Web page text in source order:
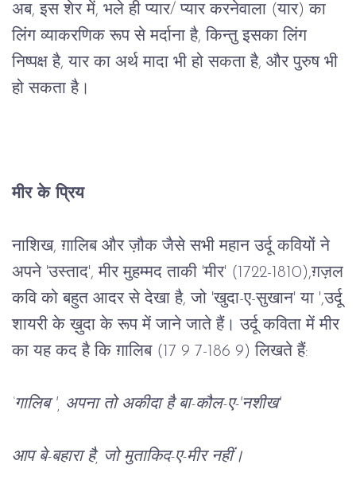
अब, इस शेर में, भले ही प्यार/ प्यार करनेवाला (यार) का
लिंग व्याकरणिक रूप से मर्दाना है, किन्तु इसका लिंग
निष्पक्ष है, यार का अर्थ मादा भी हो सकता है, और पुरुष भी
हो सकता है।
मीर के प्रिय
नाशिख, ग़ालिब और ज़ौक जैसे सभी महान उर्दू कवियों ने
अपने 'उस्ताद', मीर मुहम्मद ताकी 'मीर' (1722-1810),ग़ज़ल
कवि को बहुत आदर से देखा है, जो 'खुदा-ए-सुखान' या ',उर्दू
शायरी के ख़ुदा के रूप में जाने जाते हैं। उर्दू कविता में मीर
का यह कद है कि ग़ालिब (17 9 7-186 9) लिखते हैं:
‘गालिब ', अपना तो अकीदा है बा-कौल-ए-'नशीख'
आप बे-बहारा है, जो मुताकिद-ए-मीर नहीं।